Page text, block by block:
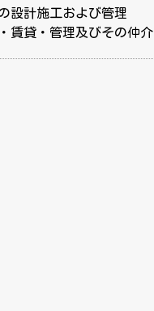
設計施工および管理
賃貸・管理及びその仲介